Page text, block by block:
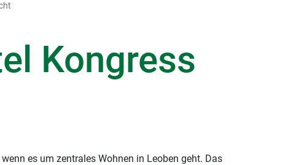
Kongress
es um zentrales Wohnen in Leoben geht. Das